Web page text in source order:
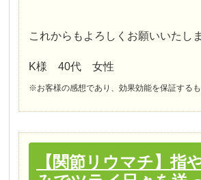
これからもよろしくお願いいたしま
K様 40代 女性
※お客様の感想であり、効果効能を保証するも
【関節リウマチ】指